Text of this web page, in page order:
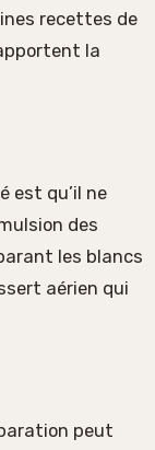
recettes de
la
est qu’il ne
des
les blancs
aérien qui
peut